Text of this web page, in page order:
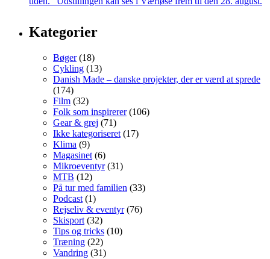
Kategorier
Bøger(18)
Cykling (13)
Danish Made – danske projekter, der er værd at sprede
(174)
Film (32)
Folk som inspirerer(106)
Gear & grej (71)
Ikke kategoriseret (17)
Klima (9)
Magasinet (6)
Mikroeventyr(31)
MTB (12)
På tur med familien (33)
Podcast (1)
Rejseliv & eventyr(76)
Skisport (32)
Tips og tricks (10)
Træning (22)
Vandring (31)